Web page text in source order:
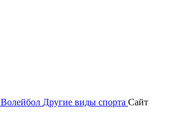
Волейбол Другие виды спорта Сайт